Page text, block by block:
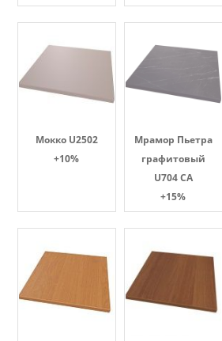
Мокко U2502
+10%
Мрамор Пьетра
графитовый
U704 CA
+15%